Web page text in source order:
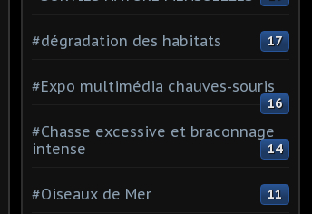
#dégradation des habitats 17
#Expo multimédia chauves-souris
16
#Chasse excessive et braconnage
intense
14
#Oiseaux de Mer 11